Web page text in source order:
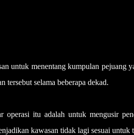
untuk menentang kumpulan pejuang
tersebut selama beberapa dekad.
operasi itu adalah untuk mengusir
kawasan tidak lagi sesuai untuk